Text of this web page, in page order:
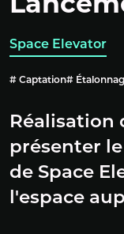
Space Elevator
Captation
Réalisation
présenter
de Space
l'espace